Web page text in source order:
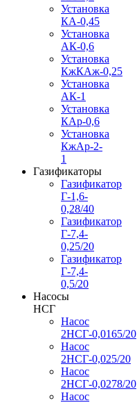
Установка
КА-0,45
Установка
АК-0,6
Установка
КжКАж-0,25
Установка
АК-1
Установка
КАр-0,6
Установка
КжАр-2-
1
Газификаторы
Газификатор
Г-1,6-
0,28/40
Газификатор
Г-7,4-
0,25/20
Газификатор
Г-7,4-
0,5/20
Насосы
НСГ
Насос
2НСГ-0,0165/20
Насос
2НСГ-0,025/20
Насос
2НСГ-0,0278/20
Насос